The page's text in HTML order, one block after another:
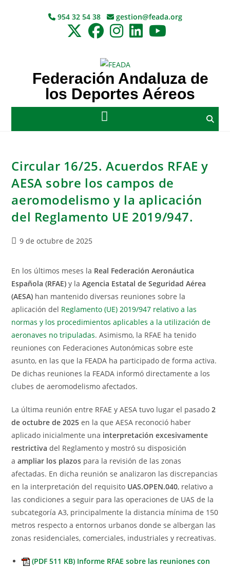
954 32 54 38 gestion@feada.org
Federación Andaluza de
los Deportes Aéreos
Circular 16/25. Acuerdos RFAE y
AESA sobre los campos de
aeromodelismo y la aplicación
del Reglamento UE 2019/947.
9 de octubre de 2025
En los últimos meses la Real Federación Aeronáutica
Española (RFAE) y laAgencia Estatal de Seguridad Aérea
(AESA) han mantenido diversas reuniones sobre la
aplicación del Reglamento (UE) 2019/947 relativo a las
normas y los procedimientos aplicables a la utilización de
aeronaves no tripuladas. Asimismo, la RFAE ha tenido
reuniones con Federaciones Autonómicas sobre este
asunto, en las que la FEADA ha participado de forma activa.
De dichas reuniones la FEADA informó directamente a los
clubes de aeromodelismo afectados.
La última reunión entre RFAE y AESA tuvo lugar el pasado2
de octubre de 2025en la que AESA reconoció haber
aplicado inicialmente una interpretación excesivamente
restrictiva del Reglamento y mostró su disposición
aampliar los plazos para la revisión de las zonas
afectadas. En dicha reunión se analizaron las discrepancias
en la interpretación del requisito UAS.OPEN.040, relativo a
las condiciones a seguir para las operaciones de UAS de la
subcategoría A3, principalmente la distancia mínima de 150
metros respecto a entornos urbanos donde se albergan las
zonas residenciales, comerciales, industriales y recreativas.
(PDF 511 KB) Informe RFAE sobre las reuniones con